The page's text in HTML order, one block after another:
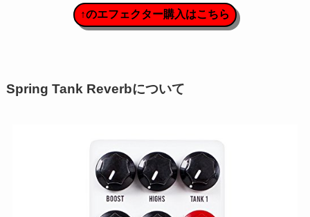
↑のエフェクター購入はこちら
Spring Tank Reverbについて